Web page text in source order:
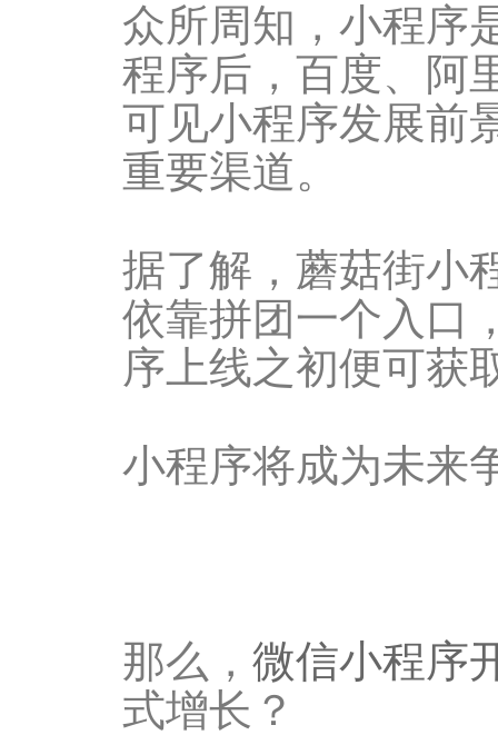
众所周知，小程序
程序后，百度、阿
可见小程序发展前
重要渠道。
据了解，蘑菇街小
依靠拼团一个入口
序上线之初便可获
小程序将成为未来
那么， 微信小程序
式增长？